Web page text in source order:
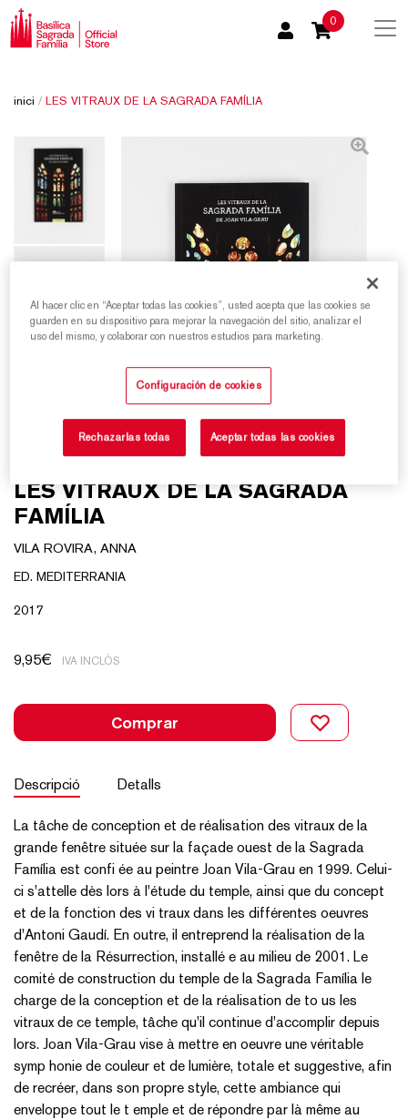
0
inici / LES VITRAUX DE LA SAGRADA FAMÍLIA
LES VITRAUX DE LA SAGRADA
FAMÍLIA
VILA ROVIRA, ANNA
ED. MEDITERRANIA
2017
9,95€ IVA INCLÒS
Comprar
Descripció Detalls
La tâche de conception et de réalisation des vitraux de la
grande fenêtre située sur la façade ouest de la Sagrada
Família est confi ée au peintre Joan Vila-Grau en 1999. Celui-
ci s'attelle dès lors à l'étude du temple, ainsi que du concept
et de la fonction des vi traux dans les différentes oeuvres
d'Antoni Gaudí. En outre, il entreprend la réalisation de la
fenêtre de la Résurrection, installé e au milieu de 2001. Le
comité de construction du temple de la Sagrada Família le
charge de la conception et de la réalisation de to us les
vitraux de ce temple, tâche qu'il continue d'accomplir depuis
lors. Joan Vila-Grau vise à mettre en oeuvre une véritable
symp honie de couleur et de lumière, totale et suggestive, afin
de recréer, dans son propre style, cette ambiance qui
enveloppe tout le t emple et de répondre par là même au
Al hacer clic en “Aceptar todas las cookies”, usted acepta que las cookies se
guarden en su dispositivo para mejorar la navegación del sitio, analizar el
uso del mismo, y colaborar con nuestros estudios para marketing.
Configuración de cookies
Rechazarlas todas Aceptar todas las cookies